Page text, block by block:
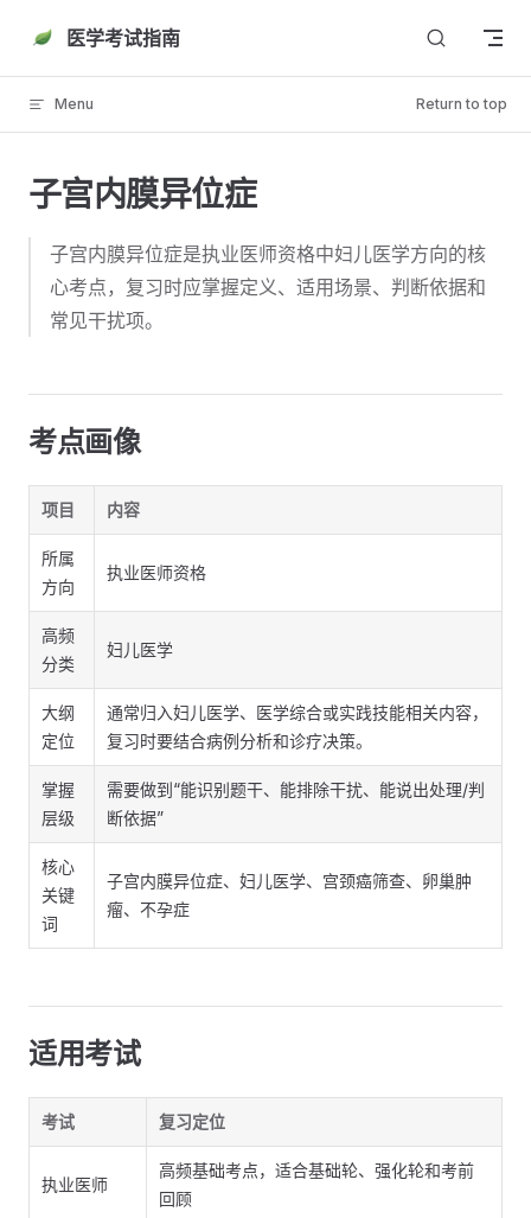
Skip to content
医学考试指南
Menu Return to top
子宫内膜异位症
子宫内膜异位症是执业医师资格中妇儿医学方向的核
心考点，复习时应掌握定义、适用场景、判断依据和
常见干扰项。
考点画像
项目 内容
所属
方向
执业医师资格
高频
分类
妇儿医学
大纲
定位
通常归入妇儿医学、医学综合或实践技能相关内容，
复习时要结合病例分析和诊疗决策。
掌握
层级
需要做到“能识别题干、能排除干扰、能说出处理/判
断依据”
核心
关键
词
子宫内膜异位症、妇儿医学、宫颈癌筛查、卵巢肿
瘤、不孕症
适用考试
考试 复习定位
执业医师
高频基础考点，适合基础轮、强化轮和考前
回顾